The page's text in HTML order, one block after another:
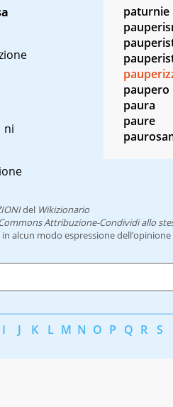
ni
paturnie
paupero
paura
paure
del Wikizionario
Attribuzione-Condividi allo
alcun modo espressione dell’opinione
I J K L M N O P Q R S